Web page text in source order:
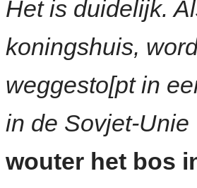
Het is duidelijk.
koningshuis,
weggesto[pt in
in de Sovjet-Unie
wouter het bos